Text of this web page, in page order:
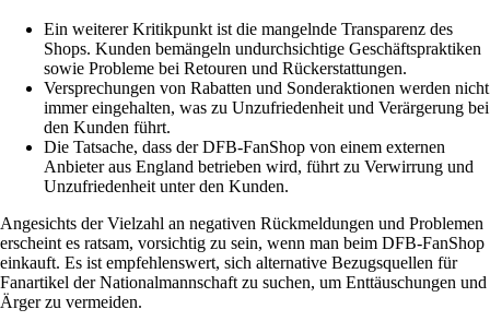
Ein weiterer Kritikpunkt ist die mangelnde Transparenz des
Shops. Kunden bemängeln undurchsichtige Geschäftspraktiken
sowie Probleme bei Retouren und Rückerstattungen.
Versprechungen von Rabatten und Sonderaktionen werden nicht
immer eingehalten, was zu Unzufriedenheit und Verärgerung bei
den Kunden führt.
Die Tatsache, dass der DFB-FanShop von einem externen
Anbieter aus England betrieben wird, führt zu Verwirrung und
Unzufriedenheit unter den Kunden.
Angesichts der Vielzahl an negativen Rückmeldungen und Problemen
erscheint es ratsam, vorsichtig zu sein, wenn man beim DFB-FanShop
einkauft. Es ist empfehlenswert, sich alternative Bezugsquellen für
Fanartikel der Nationalmannschaft zu suchen, um Enttäuschungen und
Ärger zu vermeiden.